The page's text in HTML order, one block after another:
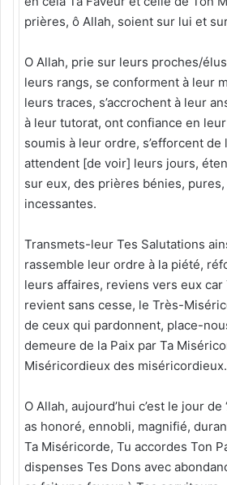
prières, ô Allah, soient sur lui et
O Allah, prie sur leurs proches/
leurs rangs, se conforment à leur
leurs traces, s’accrochent à leur
à leur tutorat, ont confiance en
soumis à leur ordre, s’efforcent de
attendent [de voir] leurs jours,
sur eux, des prières bénies,
incessantes.
Transmets-leur Tes Salutations
rassemble leur ordre à la piété,
leurs affaires, reviens vers eux car
revient sans cesse, le Très-
de ceux qui pardonnent, place-
demeure de la Paix par Ta
Miséricordieux des miséricordieux.
O Allah, aujourd’hui c’est le jour de
as honoré, ennobli, magnifié,
Ta Miséricorde, Tu accordes Ton
dispenses Tes Dons avec